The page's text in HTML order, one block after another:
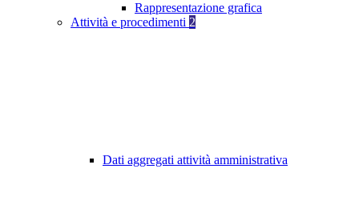
Rappresentazione grafica
Attività e procedimenti 2
Dati aggregati attività amministrativa